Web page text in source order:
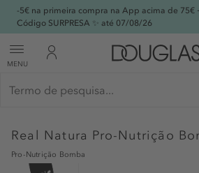
-5€ na primeira compra na App acima de 75€
Código SURPRESA ✨ até 07/08/26
MENU
Real Natura Pro-Nutrição
Pro-Nutrição Bomba